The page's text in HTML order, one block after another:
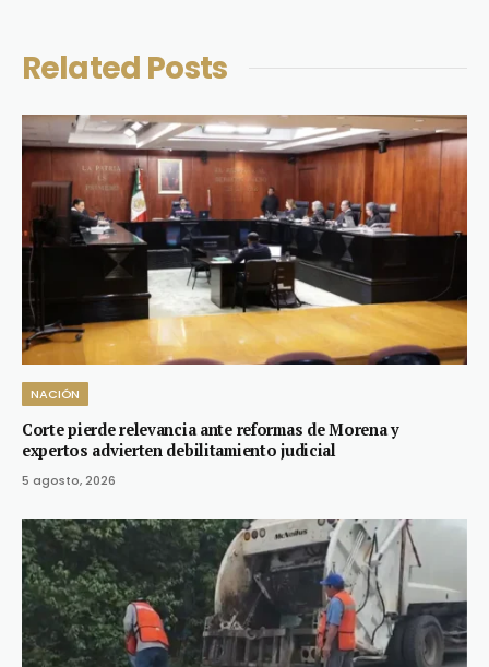
Related Posts
NACIÓN
Corte pierde relevancia ante reformas de Morena y
expertos advierten debilitamiento judicial
5 agosto, 2026